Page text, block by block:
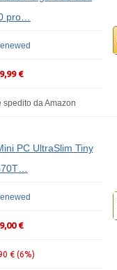
pro…
€
spedito da Amazon
PC UltraSlim Tiny
€
€ (6%)